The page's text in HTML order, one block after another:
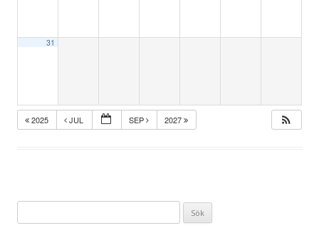
31
2025 JUL SEP 2027
efter: